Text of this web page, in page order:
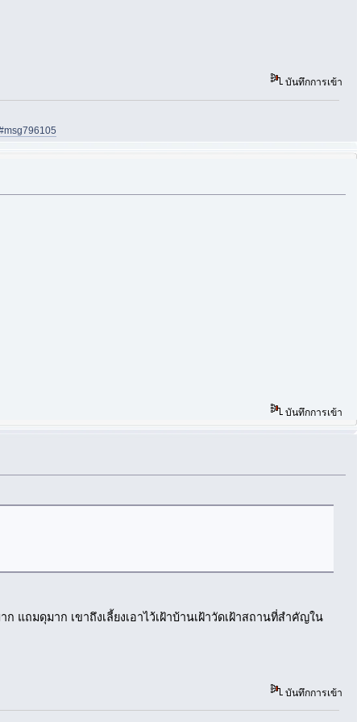
บันทึกการเข้า
บันทึกการเข้า
แถมดุมาก เขาถึงเลี้ยงเอาไว้เฝ้าบ้านเฝ้าวัดเฝ้าสถานที่สำคัญใน
บันทึกการเข้า